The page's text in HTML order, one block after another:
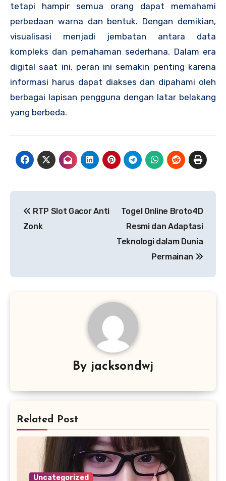
tetapi hampir semua orang dapat memahami
perbedaan warna dan bentuk. Dengan demikian,
visualisasi menjadi jembatan antara data
kompleks dan pemahaman sederhana. Dalam era
digital saat ini, peran ini semakin penting karena
informasi harus dapat diakses dan dipahami oleh
berbagai lapisan pengguna dengan latar belakang
yang berbeda.
pos
RTP Slot Gacor Anti
Zonk
Togel Online Broto4D
Resmi dan Adaptasi
Teknologi dalam Dunia
Permainan
By jacksondwj
Related Post
Uncategorized